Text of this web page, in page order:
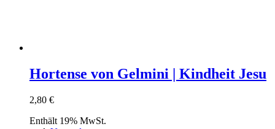
Hortense von Gelmini | Kindheit Jesu
2,80 €
Enthält 19% MwSt.